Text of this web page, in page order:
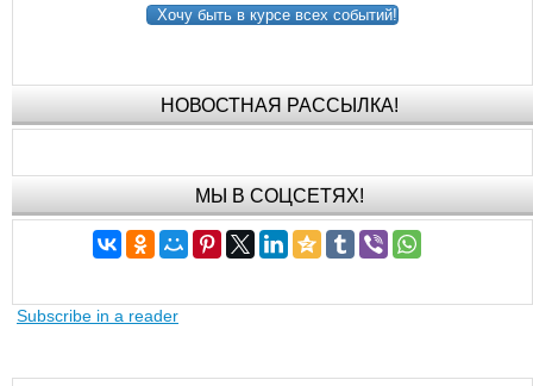
Хочу быть в курсе всех событий!
НОВОСТНАЯ РАССЫЛКА!
МЫ В СОЦСЕТЯХ!
Subscribe in a reader